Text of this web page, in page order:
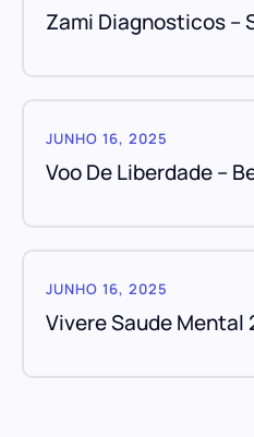
Zami Diagnosticos –
JUNHO 16, 2025
Voo De Liberdade –
JUNHO 16, 2025
Vivere Saude Mental